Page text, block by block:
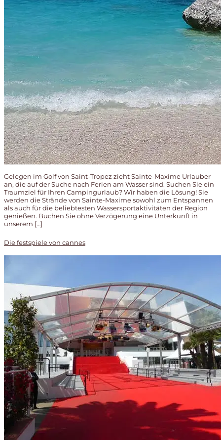
Gelegen im Golf von Saint-Tropez zieht Sainte-Maxime Urlauber
an, die auf der Suche nach Ferien am Wasser sind. Suchen Sie ein
Traumziel für Ihren Campingurlaub? Wir haben die Lösung! Sie
werden die Strände von Sainte-Maxime sowohl zum Entspannen
als auch für die beliebtesten Wassersportaktivitäten der Region
genießen. Buchen Sie ohne Verzögerung eine Unterkunft in
unserem […]
Die festspiele von cannes